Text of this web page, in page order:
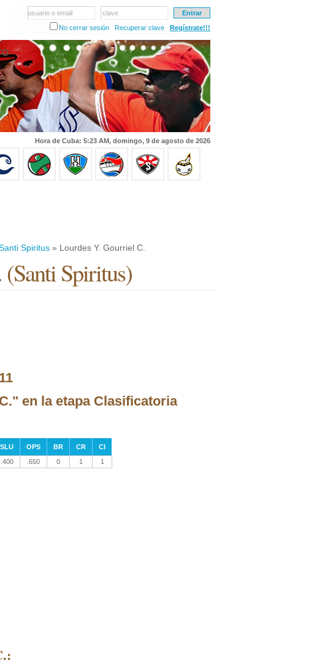
usuario o email
clave
No cerrar sesión
Recuperar clave Regístrate!!!
Hora de Cuba: 5:23 AM, domingo, 9 de agosto de 2026
Spiritus » Lourdes Y. Gourriel C.
(Santi Spiritus)
en la etapa Clasificatoria
SLU OPS BR CR
CI
.400 .650 0 1 1